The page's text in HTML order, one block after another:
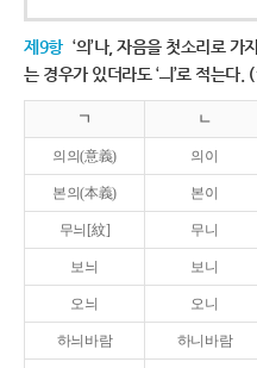
제9항 ‘의’나, 자음을 첫소리로 가
는 경우가 있더라도 ‘ㅢ’로 적는다.
ㄱ ㄴ
의의(意義) 의이
본의(本義) 본이
무늬[紋] 무니
보늬 보니
오늬 오니
하늬바람 하니바람